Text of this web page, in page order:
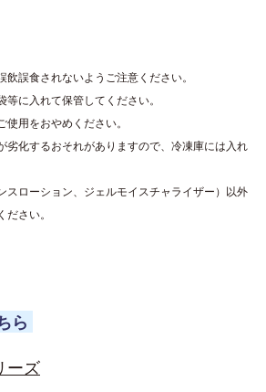
誤食されないようご注意ください。
に入れて保管してください。
用をおやめください。
化するおそれがありますので、冷凍庫には入れ
ローション、ジェルモイスチャライザー）以外
さい。
ら
ーズ